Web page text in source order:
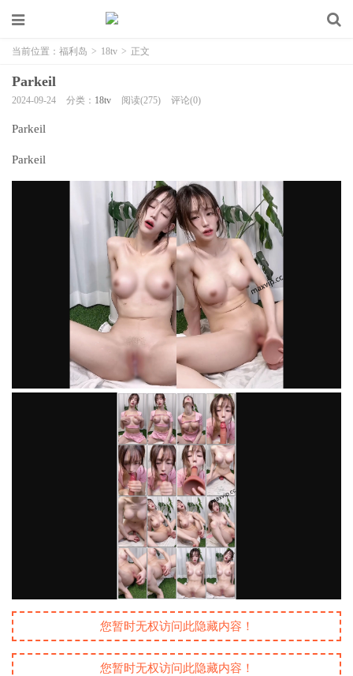
当前位置： 福利岛 > 18tv > 正文
Parkeil
2024-09-24 分类： 18tv 阅读(275) 评论(0)
Parkeil
Parkeil
您暂时无权访问此隐藏内容！
您暂时无权访问此隐藏内容！